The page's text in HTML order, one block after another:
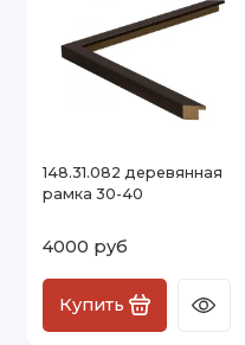
148.31.082 деревянная
рамка 30-40
4000 руб
Купить